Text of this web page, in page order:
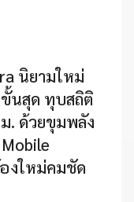
นิยามใหม่
นสุด ทุบสถิติ
. ด้วยขุมพลัง
งใหม่คมชัด